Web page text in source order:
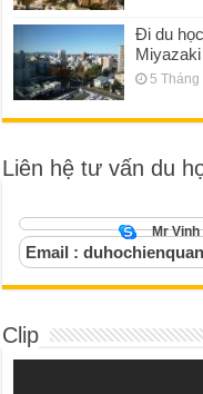
Đi du
Miyazaki
5
Liên hệ tư vấn du
Mr Vinh
Email :
Clip